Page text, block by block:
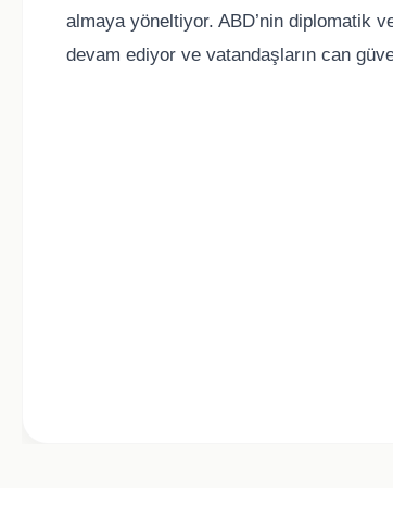
almaya yöneltiyor. ABD’nin diplomatik
devam ediyor ve vatandaşların can